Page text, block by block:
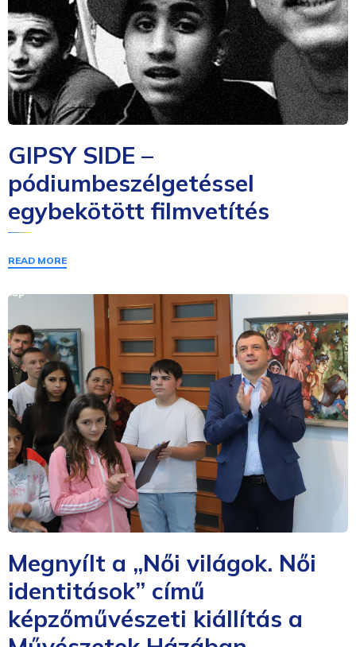
GIPSY SIDE –
pódiumbeszélgetéssel
egybekötött filmvetítés
READ MORE
Megnyílt a „Női világok. Női
identitások” című
képzőművészeti kiállítás a